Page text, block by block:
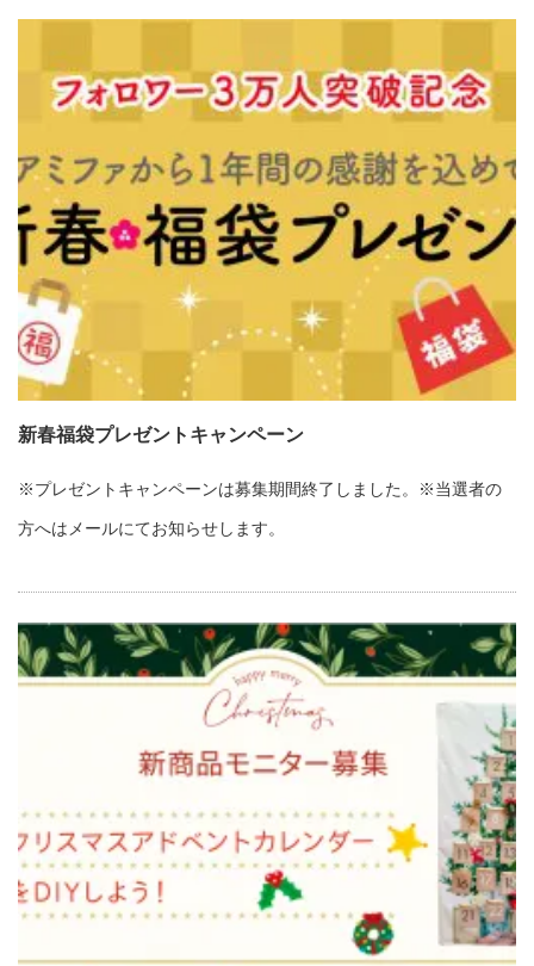
新春福袋プレゼントキャンペーン
※プレゼントキャンペーンは募集期間終了しました。※当選者の
方へはメールにてお知らせします。